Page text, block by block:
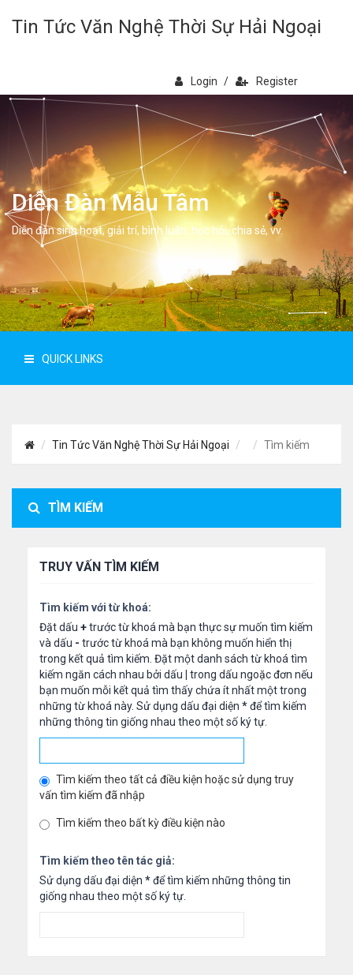
Tin Tức Văn Nghệ Thời Sự Hải Ngoại
Login / Register
Diễn Đàn Mẫu Tâm
Diễn đàn sinh hoạt, giải trí, bình luân, học hỏi, chia sẻ, vv.
QUICK LINKS
Tin Tức Văn Nghệ Thời Sự Hải Ngoại Tìm kiếm
TÌM KIẾM
TRUY VẤN TÌM KIẾM
Tìm kiếm với từ khoá:
Đặt dấu +trước từ khoá mà bạn thực sự muốn tìm kiếm
và dấu - trước từ khoá mà bạn không muốn hiển thị
trong kết quả tìm kiếm. Đặt một danh sách từ khoá tìm
kiếm ngăn cách nhau bởi dấu
trong dấu ngoặc đơn nếu
bạn muốn mỗi kết quả tìm thấy chứa ít nhất một trong
những từ khoá này. Sử dụng dấu đại diện *để tìm kiếm
những thông tin giống nhau theo một số ký tự.
Tìm kiếm theo tất cả điều kiện hoặc sử dụng truy
vấn tìm kiếm đã nhập
Tìm kiếm theo bất kỳ điều kiện nào
Tìm kiếm theo tên tác giả:
Sử dụng dấu đại diện *để tìm kiếm những thông tin
giống nhau theo một số ký tự.